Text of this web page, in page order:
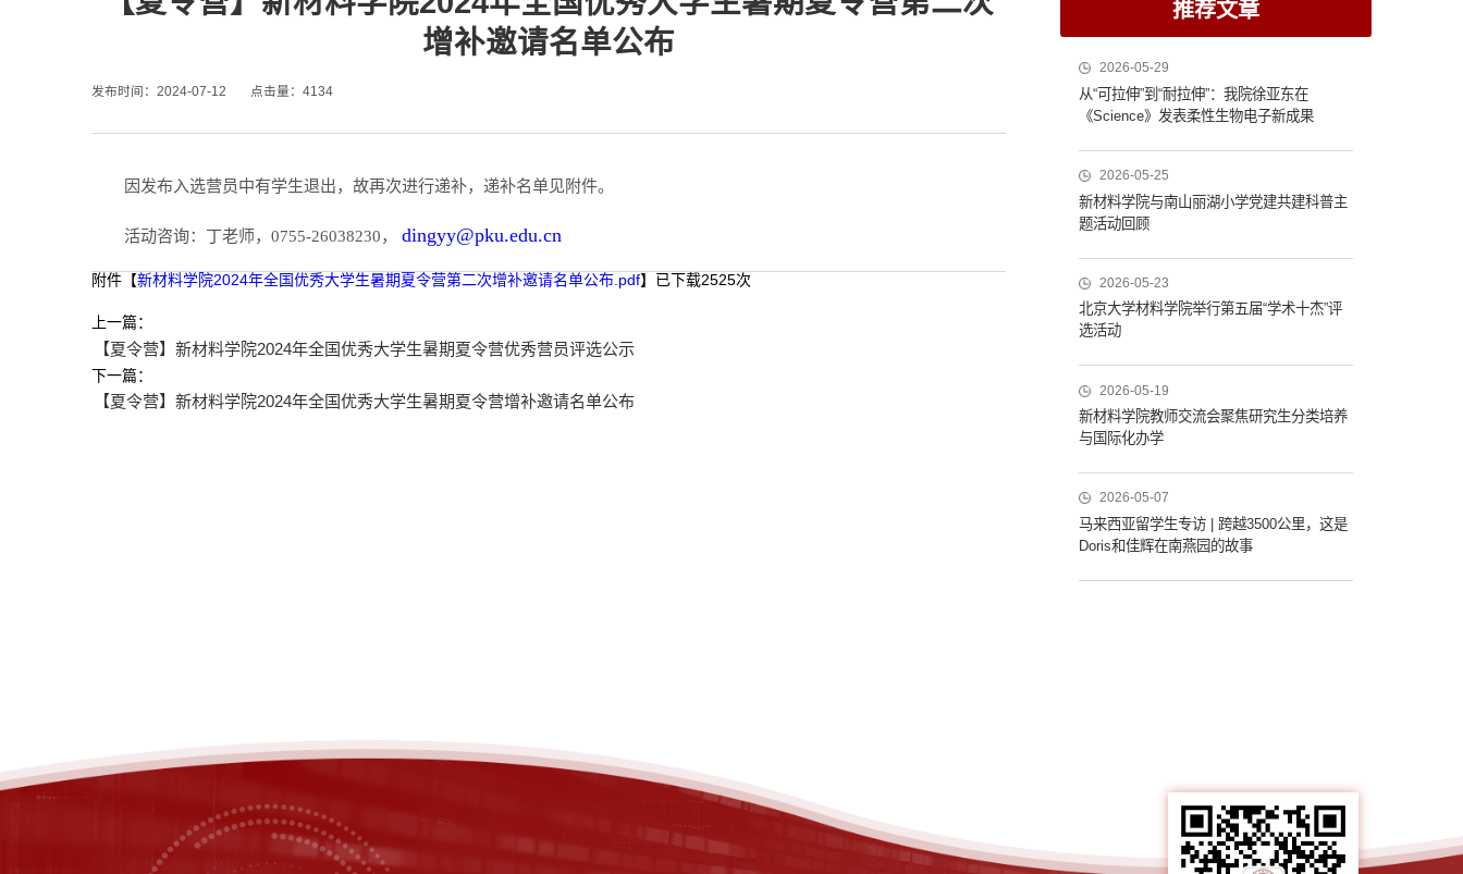
增补邀请名单公布
发布时间：2024-07-12 点击量： 4134
因发布入选营员中有学生退出，故再次进行递补，递补名单见附件。
活动咨询： 丁老师，0755-26038230，dingyy@pku.edu.cn
附件【新材料学院2024年全国优秀大学生暑期夏令营第二次增补邀请名单公布.pdf】已下载2525次
上一篇：
【夏令营】新材料学院2024年全国优秀大学生暑期夏令营优秀营员评选公示
下一篇：
【夏令营】新材料学院2024年全国优秀大学生暑期夏令营增补邀请名单公布
推荐文章
2026-05-29
从“可拉伸”到“耐拉伸”：我院徐亚东在
《Science》发表柔性生物电子新成果
2026-05-25
新材料学院与南山丽湖小学党建共建科普主
题活动回顾
2026-05-23
北京大学材料学院举行第五届“学术十杰”评
选活动
2026-05-19
新材料学院教师交流会聚焦研究生分类培养
与国际化办学
2026-05-07
马来西亚留学生专访 | 跨越3500公里，这是
Doris和佳辉在南燕园的故事